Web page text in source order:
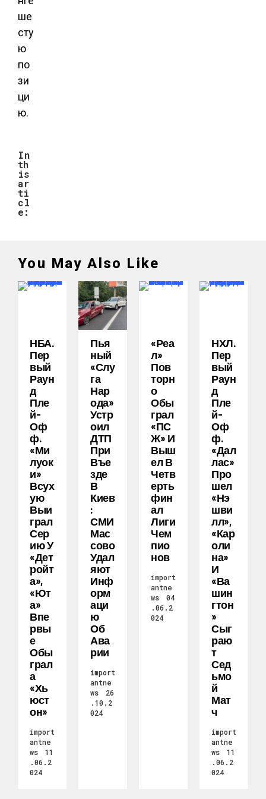
ше
сту
ю
по
зи
ци
ю.
In
th
is
ar
ti
cl
e:
You May Also Like
НБА.
Пер
Вый
Раун
Д
Пле
Й-
Оф
Ф.
«Ми
Луок
И»
Всух
Ую
Выи
Грал
Сер
Ию У
«Дет
Ройт
А»,
«Ют
А»
Впе
Рвы
Е
Обы
Грал
А
«Хь
Юст
Он»
import
antne
ws
11
.06.2
024
Пья
Ный
«слу
Га
Нар
Ода»
Устр
Оил
ДТП
При
Въе
Зде
В
Киев
:
СМИ
Мас
Сово
Удал
Яют
Инф
Орм
Аци
Ю
Об
Ава
Рии
import
antne
ws
26
.10.2
024
«Реа
Л»
Пов
Торн
О
Обы
Грал
«ПС
Ж» И
Выш
Ел В
Четв
Ерть
Фин
Ал
Лиги
Чем
Пио
Нов
import
antne
ws
04
.06.2
024
НХЛ.
Пер
Вый
Раун
Д
Пле
Й-
Оф
Ф.
«Дал
Лас»
Про
Шел
«Нэ
Шви
Лл»,
«Кар
Оли
На»
И
«Ва
Шин
Гтон
»
Сыг
Раю
Т
Сед
Ьмо
Й
Мат
Ч
import
antne
ws
11
.06.2
024